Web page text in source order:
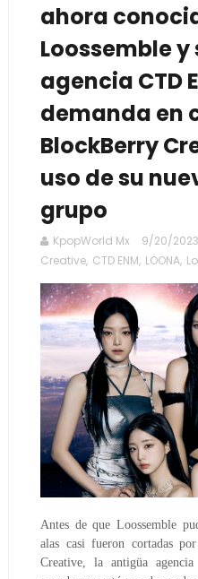
ahora
Loossemble
agencia CTD
demanda en
BlockBerry
uso de su
grupo
KpopWorld Mx 9/20/
Creative, CTD ENM, LOONA,
Antes de que Loossemble
alas casi fueron cortadas
Creative, la antigüa